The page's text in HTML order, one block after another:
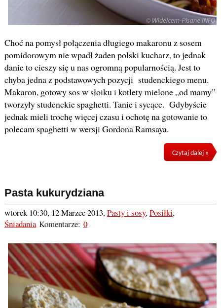
Choć na pomysł połączenia długiego makaronu z sosem
pomidorowym nie wpadł żaden polski kucharz, to jednak
danie to cieszy się u nas ogromną popularnością. Jest to
chyba jedna z podstawowych pozycji studenckiego menu.
Makaron, gotowy sos w słoiku i kotlety mielone „od mamy”
tworzyły studenckie spaghetti. Tanie i sycące. Gdybyście
jednak mieli trochę więcej czasu i ochotę na gotowanie to
polecam spaghetti w wersji Gordona Ramsaya.
Czytaj dalej »
Pasta kukurydziana
wtorek 10:30, 12 Marzec 2013,Pasty i sosy,Posiłki,
ŚniadaniaKomentarze: 0